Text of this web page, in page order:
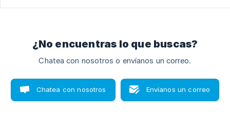
¿No encuentras lo que buscas?
Chatea con nosotros o envíanos un correo.
Chatea con nosotros Envíanos un correo